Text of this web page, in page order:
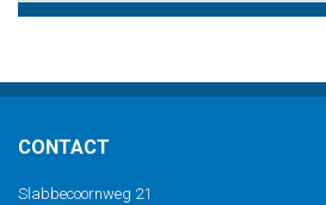
CONTACT
Slabbecoornweg 21